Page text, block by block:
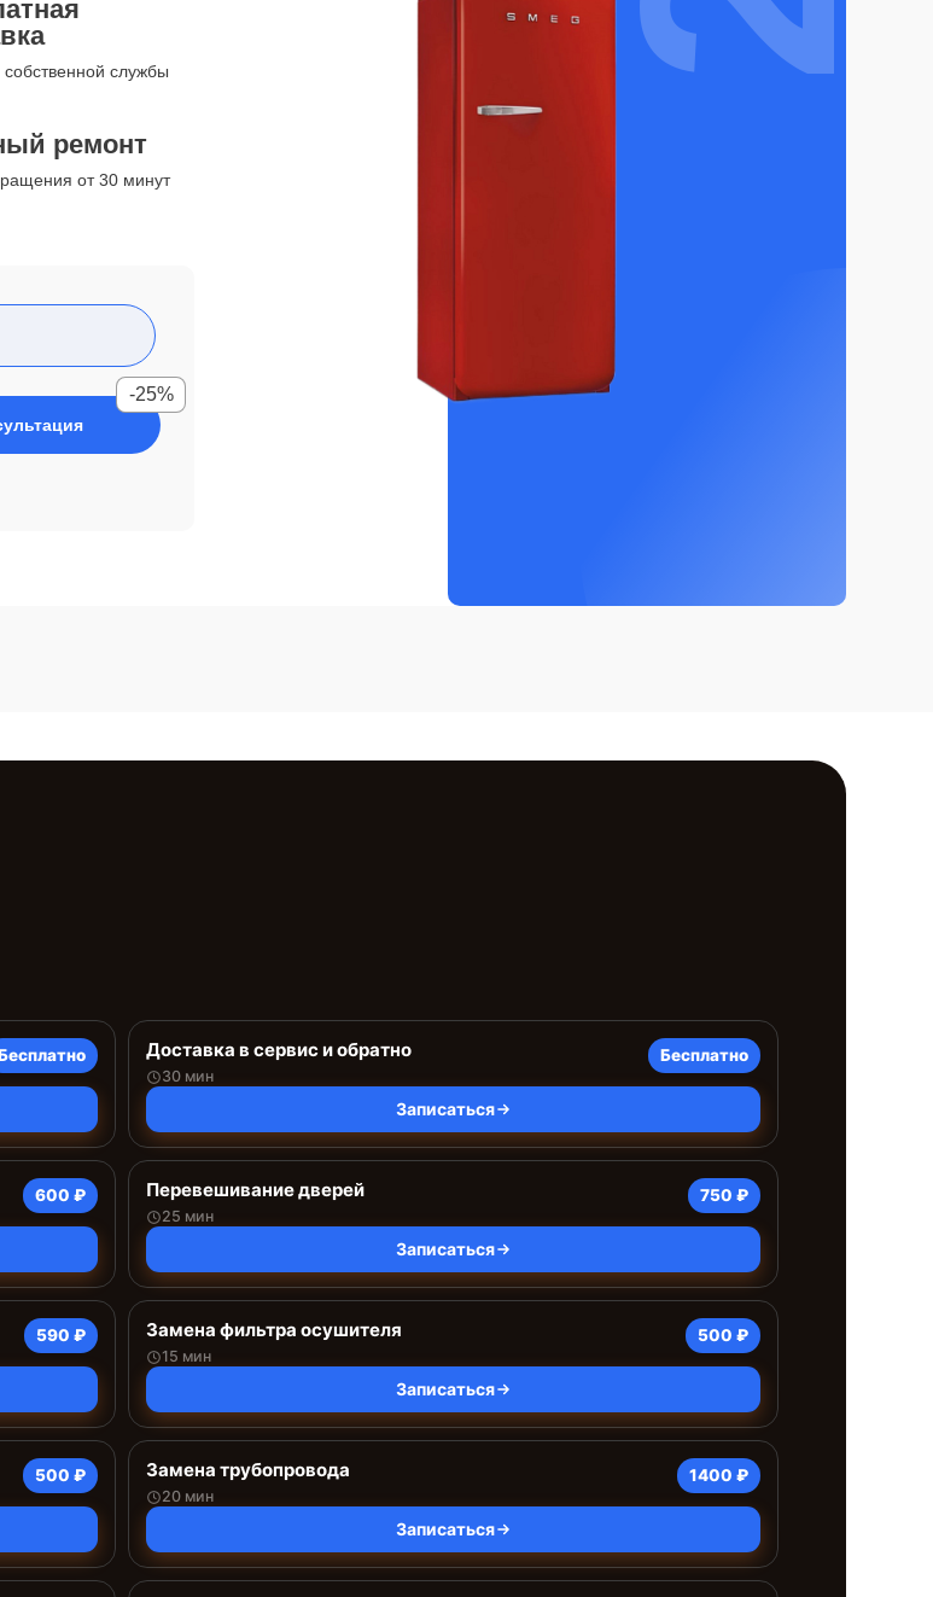
собственной службы
ремонт
от 30 минут
-25%
Доставка в сервис и обратно
30 мин
Бесплатно
Записаться
600 ₽ Перевешивание дверей
25 мин
750 ₽
Записаться
590 ₽ Замена фильтра осушителя
15 мин
500 ₽
Записаться
500 ₽ Замена трубопровода
20 мин
1400 ₽
Записаться